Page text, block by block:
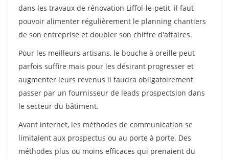
dans les travaux de rénovation Liffol-le-petit, il faut
pouvoir alimenter régulièrement le planning chantiers
de son entreprise et doubler son chiffre d'affaires.
Pour les meilleurs artisans, le bouche à oreille peut
parfois suffire mais pour les désirant progresser et
augmenter leurs revenus il faudra obligatoirement
passer par un fournisseur de leads prospectsion dans
le secteur du bâtiment.
Avant internet, les méthodes de communication se
limitaient aux prospectus ou au porte à porte. Des
méthodes plus ou moins efficaces qui prenaient du